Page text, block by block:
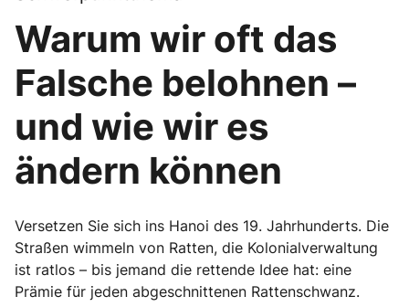
Warum wir oft das
Falsche belohnen –
und wie wir es
ändern können
Versetzen Sie sich ins Hanoi des 19. Jahrhunderts. Die
Straßen wimmeln von Ratten, die Kolonialverwaltung
ist ratlos – bis jemand die rettende Idee hat: eine
Prämie für jeden abgeschnittenen Rattenschwanz.